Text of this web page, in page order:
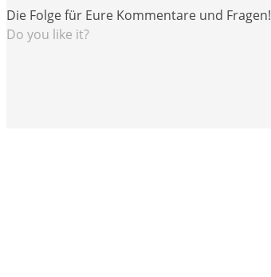
Die Folge für Eure Kommentare und Fragen!
Do you like it?